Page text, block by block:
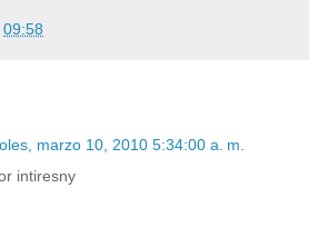
09:58
marzo 10, 2010 5:34:00 a. m.
intiresny